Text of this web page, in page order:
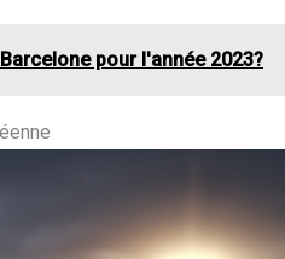
pour l'année 2023?